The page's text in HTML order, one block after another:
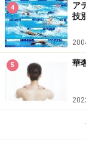
群のスイッチが
でしょう。
さらに、縄跳び
サージやストレ
美脚効果もアッ
「縄跳びダイ
違い、景色がず
4
ア
技
5 華